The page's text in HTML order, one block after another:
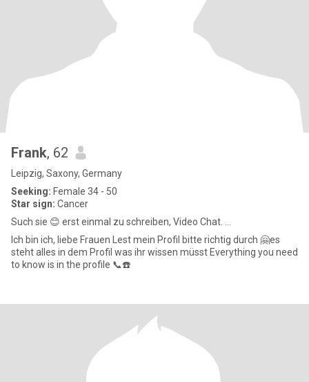
Frank, 62
Leipzig, Saxony, Germany
Seeking: Female 34 - 50
Star sign: Cancer
Such sie 😊 erst einmal zu schreiben, Video Chat. ...
Ich bin ich, liebe Frauen Lest mein Profil bitte richtig durch 🤗es
steht alles in dem Profil was ihr wissen müsst Everything you need
to know is in the profile 📞☎️